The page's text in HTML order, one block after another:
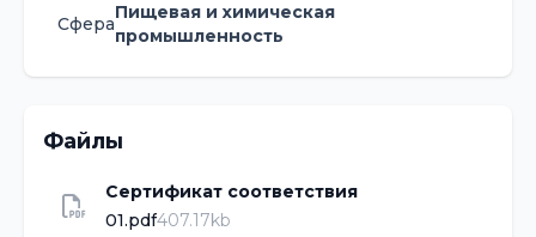
Сфера
Пищевая и химическая
промышленность
Файлы
Сертификат соответствия
01.pdf407.17kb